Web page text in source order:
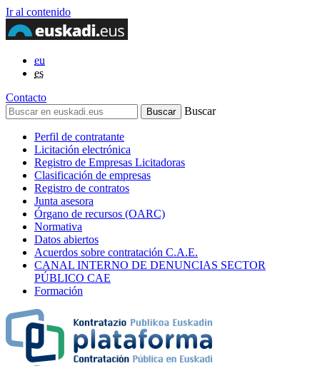
Ir al contenido
eu
es
Contacto
Buscar
Perfil de contratante
Licitación electrónica
Registro de Empresas Licitadoras
Clasificación de empresas
Registro de contratos
Junta asesora
Órgano de recursos (OARC)
Normativa
Datos abiertos
Acuerdos sobre contratación C.A.E.
CANAL INTERNO DE DENUNCIAS SECTOR
PÚBLICO CAE
Formación